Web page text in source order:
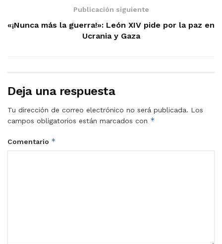
Publicación siguiente
«¡Nunca más la guerra!»: León XIV pide por la paz en
Ucrania y Gaza
Deja una respuesta
Tu dirección de correo electrónico no será publicada. Los
campos obligatorios están marcados con *
Comentario *